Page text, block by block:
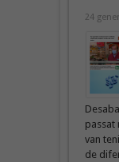
24
passat
van
de